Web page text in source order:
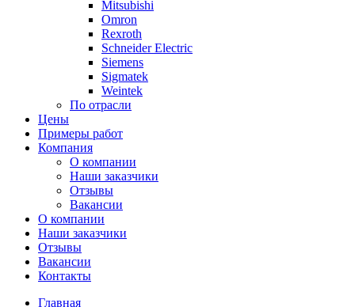
Mitsubishi
Omron
Rexroth
Schneider Electric
Siemens
Sigmatek
Weintek
По отрасли
Цены
Примеры работ
Компания
О компании
Наши заказчики
Отзывы
Вакансии
О компании
Наши заказчики
Отзывы
Вакансии
Контакты
Главная